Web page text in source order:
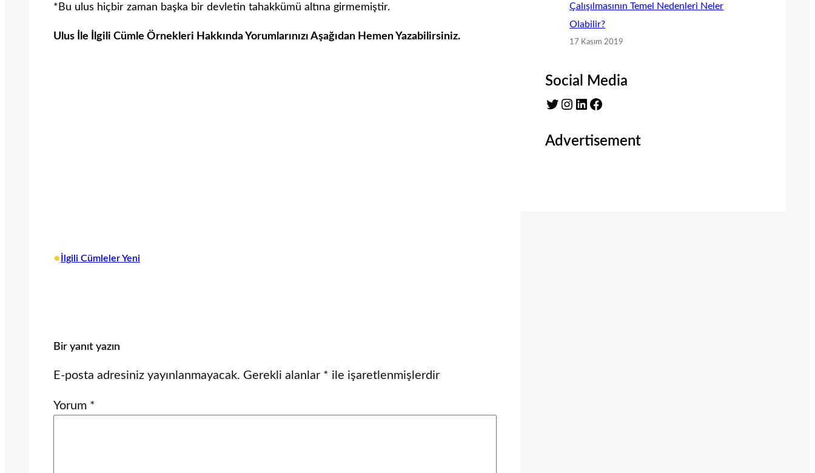
*Bu ulus hiçbir zaman başka bir devletin tahakkümü altına girmemiştir.
Ulus İle İlgili Cümle Örnekleri Hakkında Yorumlarınızı Aşağıdan Hemen Yazabilirsiniz.
• İlgili Cümleler Yeni
Bir yanıt yazın
E-posta adresiniz yayınlanmayacak. Gerekli alanlar * ile işaretlenmişlerdir
Yorum *
Çalışılmasının Temel Nedenleri Neler
Olabilir?
17 Kasım 2019
Social Media
Twitter
Instagram LinkedIn Facebook
Advertisement